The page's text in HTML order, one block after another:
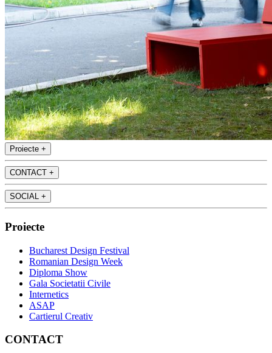
Proiecte +
CONTACT +
SOCIAL +
Proiecte
Bucharest Design Festival
Romanian Design Week
Diploma Show
Gala Societatii Civile
Internetics
ASAP
Cartierul Creativ
CONTACT